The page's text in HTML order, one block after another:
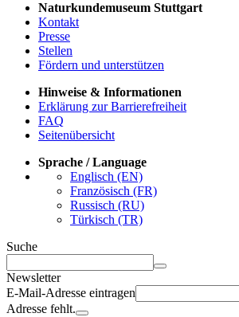
Naturkundemuseum Stuttgart
Kontakt
Presse
Stellen
Fördern und unterstützen
Hinweise & Informationen
Erklärung zur Barrierefreiheit
FAQ
Seitenübersicht
Sprache / Language
Englisch (EN)
Französisch (FR)
Russisch (RU)
Türkisch (TR)
Suche
Newsletter
E-Mail-Adresse eintragen
Adresse fehlt.